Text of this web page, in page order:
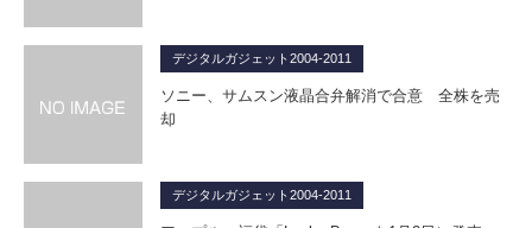
デジタルガジェット2004-2011
ソニー、サムスン液晶合弁解消で合意 全株を売
却
デジタルガジェット2004-2011